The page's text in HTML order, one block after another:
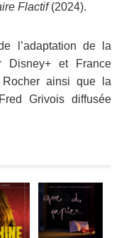
Flactif(2024).
l’adaptation de la
Disney+ et France
ainsi que la
Grivois diffusée